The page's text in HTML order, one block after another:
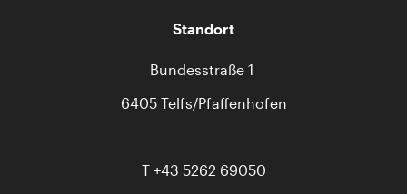
Standort
Bundesstraße 1
6405 Telfs/Pfaffenhofen
T +43 5262 69050